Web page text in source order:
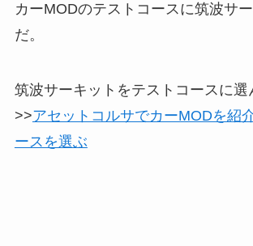
カーMODのテストコースに筑波サ
だ。
筑波サーキットをテストコースに選
>>アセットコルサでカーMODを紹
ースを選ぶ